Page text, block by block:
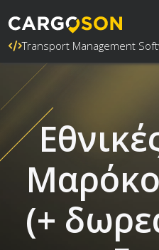
Transport Management
(+